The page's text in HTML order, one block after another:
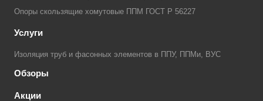
Опоры скользящие хомутовые ППМ ГОСТ Р 56227
Услуги
Изоляция труб и фасонных элементов в ППУ, ППМи, ВУС
Обзоры
Акции